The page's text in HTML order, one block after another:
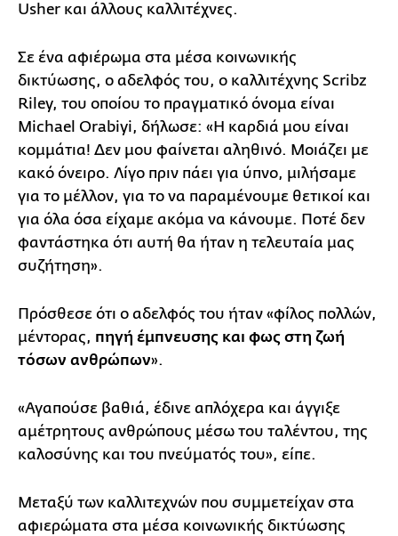
Usher και άλλους καλλιτέχνες.
Σε ένα αφιέρωμα στα μέσα κοινωνικής
δικτύωσης, ο αδελφός του, ο καλλιτέχνης Scribz
Riley, του οποίου το πραγματικό όνομα είναι
Michael Orabiyi, δήλωσε: «Η καρδιά μου είναι
κομμάτια! Δεν μου φαίνεται αληθινό. Μοιάζει με
κακό όνειρο. Λίγο πριν πάει για ύπνο, μιλήσαμε
για το μέλλον, για το να παραμένουμε θετικοί και
για όλα όσα είχαμε ακόμα να κάνουμε. Ποτέ δεν
φαντάστηκα ότι αυτή θα ήταν η τελευταία μας
συζήτηση».
Πρόσθεσε ότι ο αδελφός του ήταν «φίλος πολλών,
μέντορας, πηγή έμπνευσης και φως στη ζωή
τόσων ανθρώπων».
«Αγαπούσε βαθιά, έδινε απλόχερα και άγγιξε
αμέτρητους ανθρώπους μέσω του ταλέντου, της
καλοσύνης και του πνεύματός του», είπε.
Μεταξύ των καλλιτεχνών που συμμετείχαν στα
αφιερώματα στα μέσα κοινωνικής δικτύωσης